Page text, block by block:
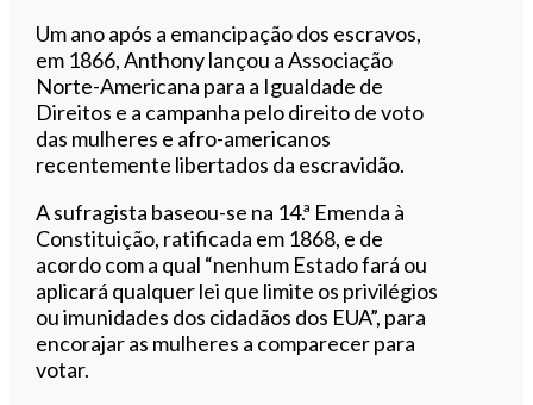
Um ano após a emancipação dos escravos,
em 1866, Anthony lançou a Associação
Norte-Americana para a Igualdade de
Direitos e a campanha pelo direito de voto
das mulheres e afro-americanos
recentemente libertados da escravidão.
A sufragista baseou-se na 14.ª Emenda à
Constituição, ratificada em 1868, e de
acordo com a qual “nenhum Estado fará ou
aplicará qualquer lei que limite os privilégios
ou imunidades dos cidadãos dos EUA”, para
encorajar as mulheres a comparecer para
votar.